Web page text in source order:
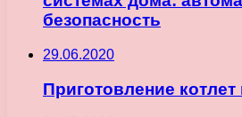
безопасность
29.06.2020
Приготовление